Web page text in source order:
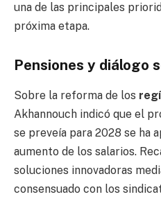
una de las principales
próxima etapa.
Pensiones y diálogo
Sobre la reforma de los
Akhannouch indicó que el
se preveía para 2028 se ha
aumento de los salarios.
soluciones innovadoras
consensuado con los